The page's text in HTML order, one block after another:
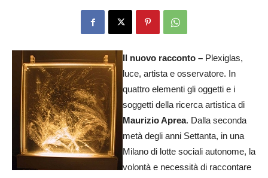
Il nuovo racconto – Plexiglas,
luce, artista e osservatore. In
quattro elementi gli oggetti e i
soggetti della ricerca artistica di
Maurizio Aprea. Dalla seconda
metà degli anni Settanta, in una
Milano di lotte sociali autonome, la
volontà e necessità di raccontare